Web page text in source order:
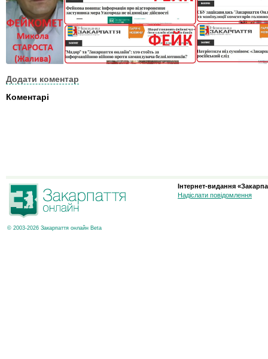
Додати коментар
Коментарі
© 2003-2026 Закарпаття онлайн Beta
Інтернет-видання
Надіслати повідомлення